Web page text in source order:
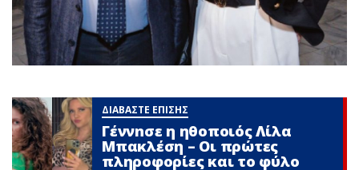
ΔΙΑΒΑΣΤΕ ΕΠΙΣΗΣ
Γέννnσε η ηθοποιός Λίλα
Μπακλέση – Οι πρώτες
πληροφορίες και το φύλο